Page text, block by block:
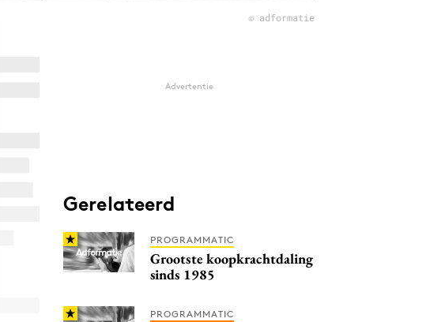
© adformatie
Advertentie
Gerelateerd
PROGRAMMATIC
Grootste koopkrachtdaling
sinds 1985
PROGRAMMATIC